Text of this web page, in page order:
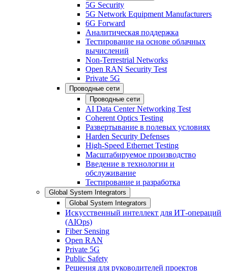
5G Security
5G Network Equipment Manufacturers
6G Forward
Аналитическая поддержка
Тестирование на основе облачных
вычислений
Non-Terrestrial Networks
Open RAN Security Test
Private 5G
Проводные сети
Проводные сети
AI Data Center Networking Test
Coherent Optics Testing
Развертывание в полевых условиях
Harden Security Defenses
High-Speed Ethernet Testing
Масштабируемое производство
Введение в технологии и
обслуживание
Тестирование и разработка
Global System Integrators
Global System Integrators
Искусственный интеллект для ИТ-операций
(AIOps)
Fiber Sensing
Open RAN
Private 5G
Public Safety
Решения для руководителей проектов